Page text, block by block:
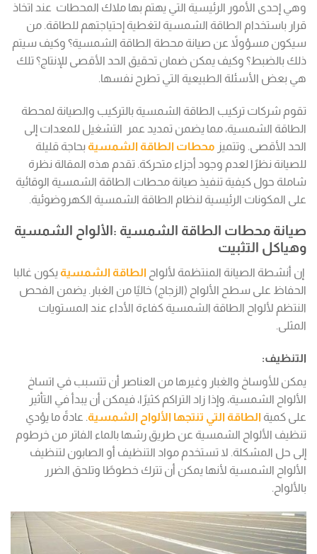
وهي إحدى الأمور الرئيسية التي يهتم بها ملاك المحطات عند اتخاذ
قرار باستخدام الطاقة الشمسية لتغطية إحتياجتهم للطاقة. من
سيكون مسؤولاً عن صيانة محطة الطاقة الشمسية؟ وكيف سيتم
ذلك بالضبط؟ وكيف يمكن ضمان تحقيق الحد الأقصى للإنتاج؟ تلك
هي بعض الأسئلة الطبيعية التي تطرح نفسها.
تقوم شركات تركيب الطاقة الشمسية بالتركيب والصيانة لمحطة
الطاقة الشمسية، مما يضمن تمديد عمر التشغيل للمعدات إلى
الحد الأقصى. وتتميز محطات الطاقة الشمسية بحاجة قليلة
للصيانة نظرًا لعدم وجود أجزاء متحركة. تقدم هذه المقالة نظرة
شاملة حول كيفية تنفيذ صيانة محطات الطاقة الشمسية الوقائية
على المكونات الرئيسية لنظام الطاقة الشمسية الكهروضوئية.
صيانة محطات الطاقة الشمسية :الألواح الشمسية
وهياكل التثبيت
إن أنشطة الصيانة المنتظمة لألواح الطاقة الشمسية يكون غالبا
الحفاظ على سطح الألواح (الزجاج) خاليًا من الغبار. يضمن الفحص
النتظم لألواح الطاقة الشمسية كفاءة الأداء عند المستويات
المثلى.
التنظيف:
يمكن للأوساخ والغبار وغيرها من العناصر أن تتسبب في اتساخ
الألواح الشمسية، وإذا زاد التراكم كثيرًا، فيمكن أن يبدأ في التأثير
على كمية الطاقة التي تنتجها الألواح الشمسية. عادةً ما يؤدي
تنظيف الألواح الشمسية عن طريق رشها بالماء الفاتر من خرطوم
إلى حل المشكلة. لا تستخدم مواد التنظيف أو الصابون لتنظيف
الألواح الشمسية لأنها يمكن أن تترك خطوطًا وتلحق الضرر
بالألواح.